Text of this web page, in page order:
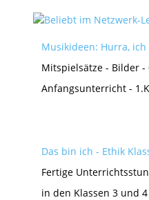
Musikideen: Hurra,
Mitspielsätze - Bilder
Anfangsunterricht -
Das bin ich - Ethik
Fertige
in den Klassen 3 und